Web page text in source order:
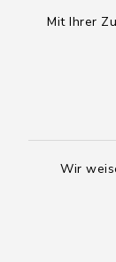
Mit Ihrer
Wir
08:00 -
04393
04393